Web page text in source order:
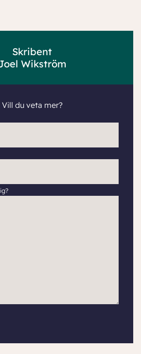
Skribent
Wikström
Vill du veta mer?